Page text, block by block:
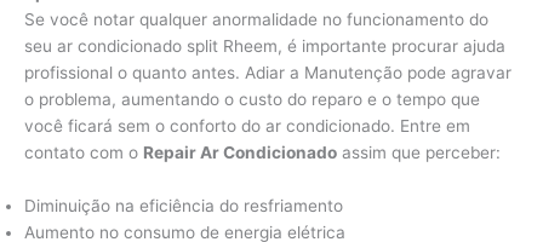
Se você notar qualquer anormalidade no funcionamento do
seu ar condicionado split Rheem, é importante procurar ajuda
profissional o quanto antes. Adiar a Manutenção pode agravar
o problema, aumentando o custo do reparo e o tempo que
você ficará sem o conforto do ar condicionado. Entre em
contato com o Repair Ar Condicionado assim que perceber:
Diminuição na eficiência do resfriamento
Aumento no consumo de energia elétrica